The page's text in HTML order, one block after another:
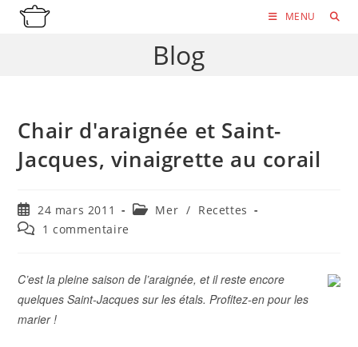
Skip
MENU
Blog
Chair d'araignée et Saint-
Jacques, vinaigrette au corail
Publication
publiée :
24 mars 2011
PostMer / Recettes
Commentaires
publication :
1 commentaire
C’est la pleine saison de l’araignée, et il reste encore
quelques Saint-Jacques sur les étals. Profitez-en pour les
marier !